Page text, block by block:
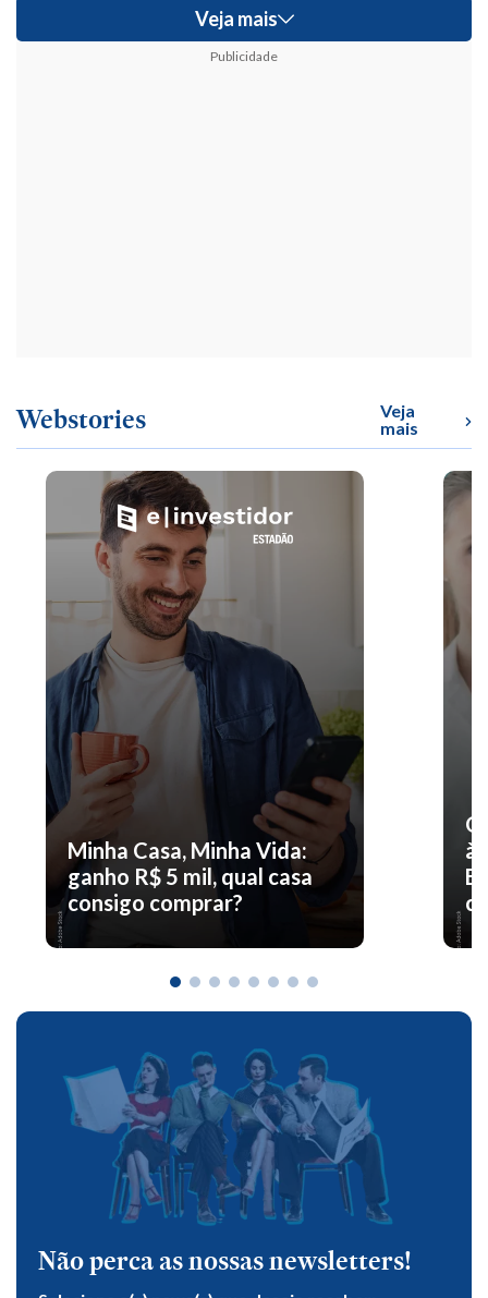
Veja mais
Publicidade
Webstories
Veja
mais
Minha Casa, Minha Vida:
ganho R$ 5 mil, qual casa
consigo comprar?
O
à
Não perca as nossas newsletters!